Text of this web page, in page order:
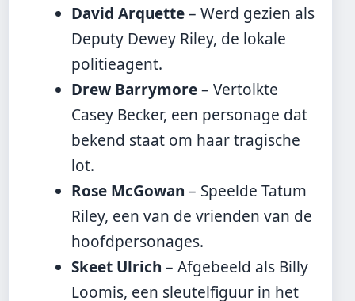
David Arquette– Werd gezien als
Deputy Dewey Riley, de lokale
politieagent.
Drew Barrymore– Vertolkte
Casey Becker, een personage dat
bekend staat om haar tragische
lot.
Rose McGowan – Speelde Tatum
Riley, een van de vrienden van de
hoofdpersonages.
Skeet Ulrich – Afgebeeld als Billy
Loomis, een sleutelfiguur in het